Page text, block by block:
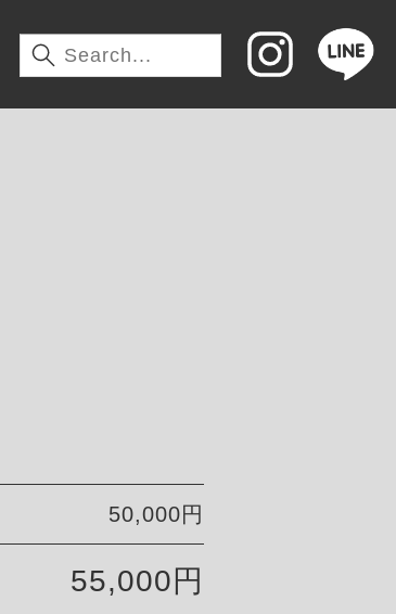
50,000円
55,000円